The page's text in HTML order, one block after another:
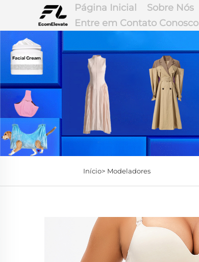
Página Inicial Sobre Nós
Entre em Contato Conosco
Início> Modeladores